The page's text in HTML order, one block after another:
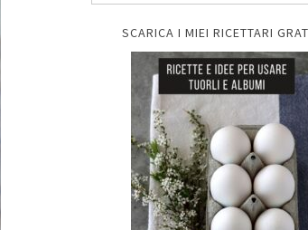
SCARICA I MIEI RICETTARI